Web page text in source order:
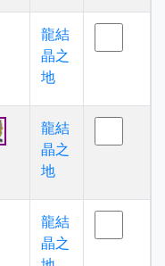
龍結
晶之
地
龍結
晶之
地
龍結
晶之